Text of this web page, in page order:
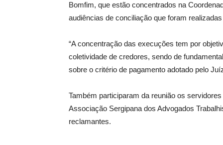
Bomfim, que estão concentrados na
audiências de conciliação que foram
“A concentração das execuções tem por
coletividade de credores, sendo de
sobre o critério de pagamento adotado pelo
Também participaram da reunião os
Associação Sergipana dos Advogados
reclamantes.